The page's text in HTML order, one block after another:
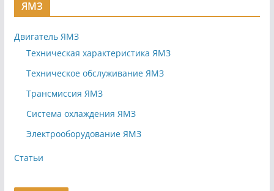
ЯМЗ
Двигатель ЯМЗ
Техническая характеристика ЯМЗ
Техническое обслуживание ЯМЗ
Трансмиссия ЯМЗ
Система охлаждения ЯМЗ
Электрооборудование ЯМЗ
Статьи